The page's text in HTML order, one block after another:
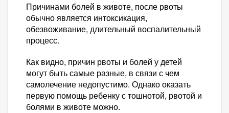
Причинами болей в животе, после рвоты
обычно является интоксикация,
обезвоживание, длительный воспалительный
процесс.
Как видно, причин рвоты и болей у детей
могут быть самые разные, в связи с чем
самолечение недопустимо. Однако оказать
первую помощь ребенку с тошнотой, рвотой и
болями в животе можно.